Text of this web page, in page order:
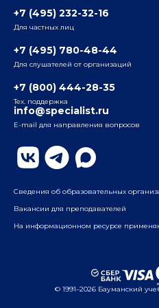
Радио
ул. Радио, д.24, корпус 1, 2-й
ул. Воронцовская, д. 35Б,
Бауманский
ул. Бауманская, д. 6, стр. 2,
Плаза», 4-й этаж
+7 (495) 232-32-16
Для частных лиц
+7 (495) 780-48-44
Для слушателей от организаций
+7 (800) 444-28-35
Тех. поддержка
info@specialist.ru
E-mail для направления вопросов
Сведения об образовательных
Вакансии для преподавателей
На информационном ресурсе
© 1991–2026 Бауманский